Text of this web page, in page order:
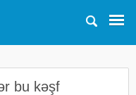
bu kəşf